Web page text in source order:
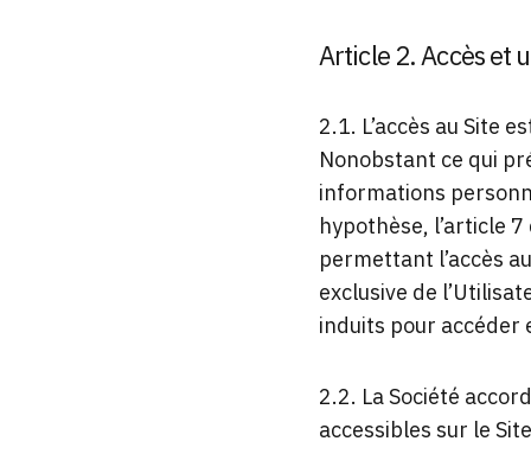
Article 2. Accès et
2.1. L’accès au Site
Nonobstant ce qui
informations
hypothèse, l’article
permettant l’accès
exclusive de
induits pour accéder
2.2. La Société
accessibles sur le